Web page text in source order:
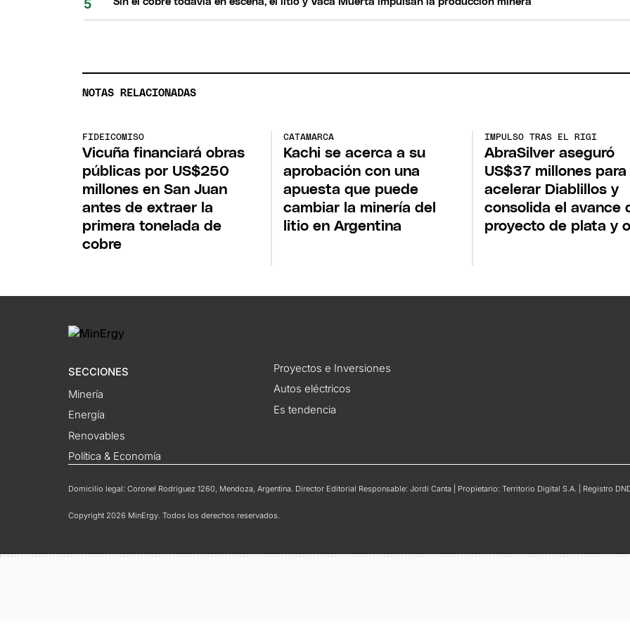
NOTAS RELACIONADAS
FIDEICOMISO
Vicuña financiará obras
públicas por US$250
millones en San Juan
antes de extraer la
primera tonelada de
cobre
CATAMARCA
Kachi se acerca a su
aprobación con una
apuesta que puede
cambiar la minería del
litio en Argentina
IMPULSO TRAS EL RIGI
AbraSilver aseguró
US$37 millones para
acelerar Diablillos y
consolida el avance
proyecto de plata y
SECCIONES
Minería
Energía
Renovables
Política & Economía
Proyectos e Inversiones
Autos eléctricos
Es tendencia
Domicilio legal: Coronel Rodríguez 1260, Mendoza, Argentina. Director Editorial Responsable: Jordi Canta | Propietario: Territorio Digital S.A. | Registro
Copyright 2026 MinErgy. Todos los derechos reservados.